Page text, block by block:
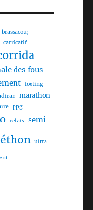
brassacou;
carricatif
des fous
footing
marathon
ppg
relais semi
ultra